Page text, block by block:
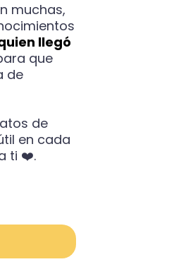
muchas,
llegó
que
de
de
en cada
ti ❤️.